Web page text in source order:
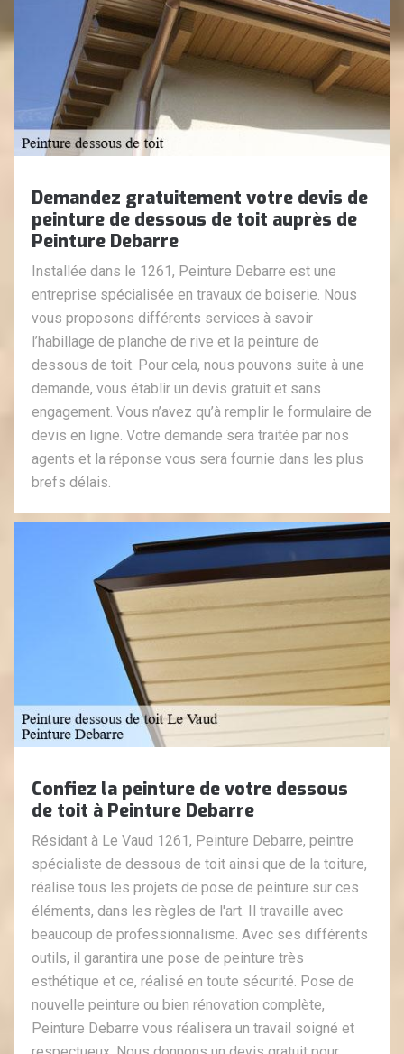
Demandez gratuitement votre devis de
peinture de dessous de toit auprès de
Peinture Debarre
Installée dans le 1261, Peinture Debarre est une
entreprise spécialisée en travaux de boiserie. Nous
vous proposons différents services à savoir
l’habillage de planche de rive et la peinture de
dessous de toit. Pour cela, nous pouvons suite à une
demande, vous établir un devis gratuit et sans
engagement. Vous n’avez qu’à remplir le formulaire de
devis en ligne. Votre demande sera traitée par nos
agents et la réponse vous sera fournie dans les plus
brefs délais.
Confiez la peinture de votre dessous
de toit à Peinture Debarre
Résidant à Le Vaud 1261, Peinture Debarre, peintre
spécialiste de dessous de toit ainsi que de la toiture,
réalise tous les projets de pose de peinture sur ces
éléments, dans les règles de l'art. Il travaille avec
beaucoup de professionnalisme. Avec ses différents
outils, il garantira une pose de peinture très
esthétique et ce, réalisé en toute sécurité. Pose de
nouvelle peinture ou bien rénovation complète,
Peinture Debarre vous réalisera un travail soigné et